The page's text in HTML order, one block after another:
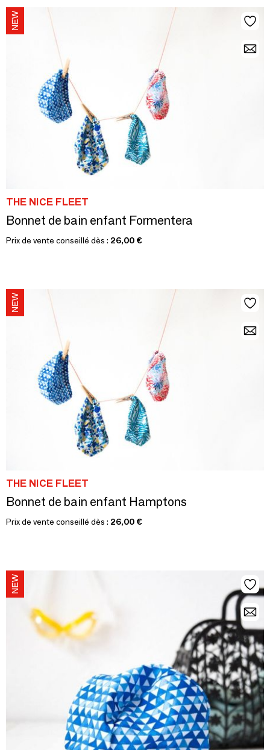
THE NICE FLEET
Bonnet de bain enfant Formentera
Prix de vente conseillé dès : 26,00 €
THE NICE FLEET
Bonnet de bain enfant Hamptons
Prix de vente conseillé dès : 26,00 €